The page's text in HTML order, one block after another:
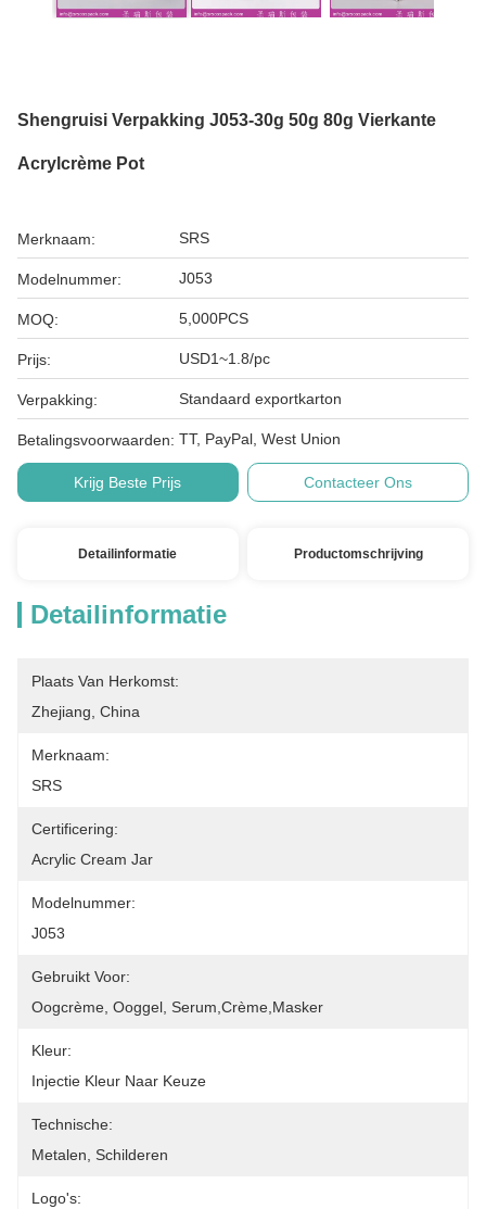
Shengruisi Verpakking J053-30g 50g 80g Vierkante
Acrylcrème Pot
Merknaam: SRS
Modelnummer: J053
MOQ: 5,000PCS
Prijs: USD1~1.8/pc
Verpakking: Standaard exportkarton
Betalingsvoorwaarden: TT, PayPal, West Union
Krijg Beste Prijs Contacteer Ons
Detailinformatie Productomschrijving
Detailinformatie
Plaats Van Herkomst:
Zhejiang, China
Merknaam:
SRS
Certificering:
Acrylic Cream Jar
Modelnummer:
J053
Gebruikt Voor:
Oogcrème, Ooggel, Serum,crème,masker
Kleur:
Injectie Kleur Naar Keuze
Technische:
Metalen, Schilderen
Logo's: